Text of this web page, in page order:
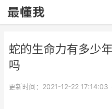
蛇的生命力有多少
吗
更新时间：2021-12-22 17:14:03